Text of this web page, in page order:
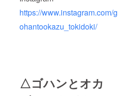
https://www.instagram.com/g
ohantookazu_tokidoki/
△ゴハンとオカ